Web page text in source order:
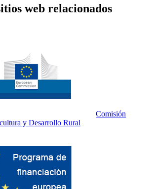
web relacionados
Comisión
y Desarrollo Rural